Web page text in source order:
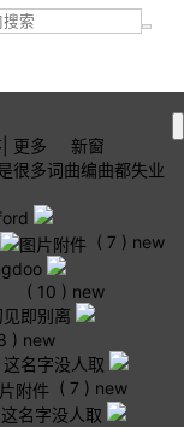
更多
新窗
很多词曲编曲都失业
( 7 ) new
( 10 ) new
即别离
) new
名字没人取
( 7 ) new
名字没人取